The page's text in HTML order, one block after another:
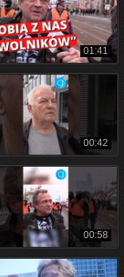
01:41
00:42
00:58